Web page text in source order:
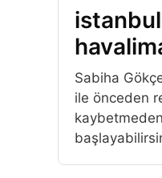
Sabiha
ile önceden